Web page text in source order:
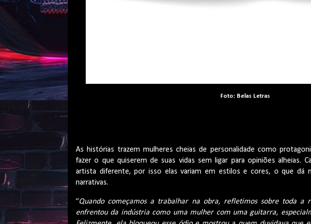
Foto: Belas Letras
As histórias trazem mulheres cheias de personalidade como
fazer o que quiserem de suas vidas sem ligar para opiniões alheias.
artista diferente, por isso elas variam em estilos e cores, o que dá
narrativas.
“Quando começamos a trabalhar na obra, refletimos sobre toda a
enfrentou da indústria como uma mulher com uma guitarra,